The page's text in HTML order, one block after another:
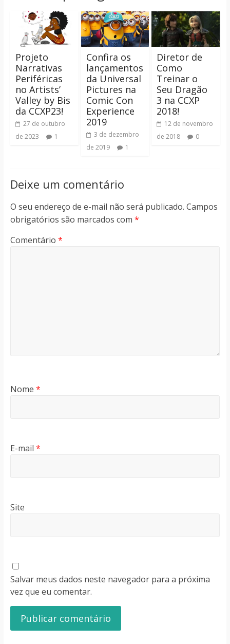
Projeto
Narrativas
Periféricas
no Artists’
Valley by Bis
da CCXP23!
27 de outubro
de 2023
1
Confira os
lançamentos
da Universal
Pictures na
Comic Con
Experience
2019
3 de dezembro
de 2019
1
Diretor de
Como
Treinar o
Seu Dragão
3 na CCXP
2018!
12 de novembro
de 2018
0
Deixe um comentário
O seu endereço de e-mail não será publicado. Campos
obrigatórios são marcados com *
Comentário *
Nome *
E-mail *
Site
Salvar meus dados neste navegador para a próxima
vez que eu comentar.